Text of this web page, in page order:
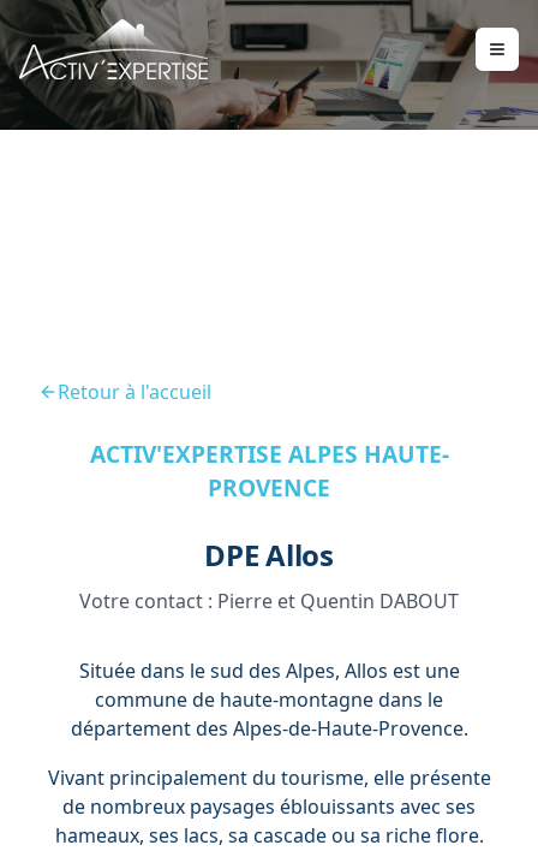
Retour à l'accueil
ACTIV'EXPERTISE ALPES HAUTE-
PROVENCE
DPE Allos
Votre contact : Pierre et Quentin DABOUT
Située dans le sud des Alpes, Allos est une
commune de haute-montagne dans le
département des Alpes-de-Haute-Provence.
Vivant principalement du tourisme, elle présente
de nombreux paysages éblouissants avec ses
hameaux, ses lacs, sa cascade ou sa riche flore.